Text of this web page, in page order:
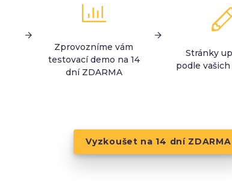
Zprovozníme vám
testovací demo na 14
dní ZDARMA
Stránky
podle
Vyzkoušet na 14 dní ZDARMA